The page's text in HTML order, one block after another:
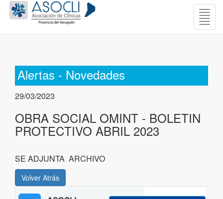
Alertas - Novedades
29/03/2023
OBRA SOCIAL OMINT - BOLETIN
PROTECTIVO ABRIL 2023
SE ADJUNTA ARCHIVO